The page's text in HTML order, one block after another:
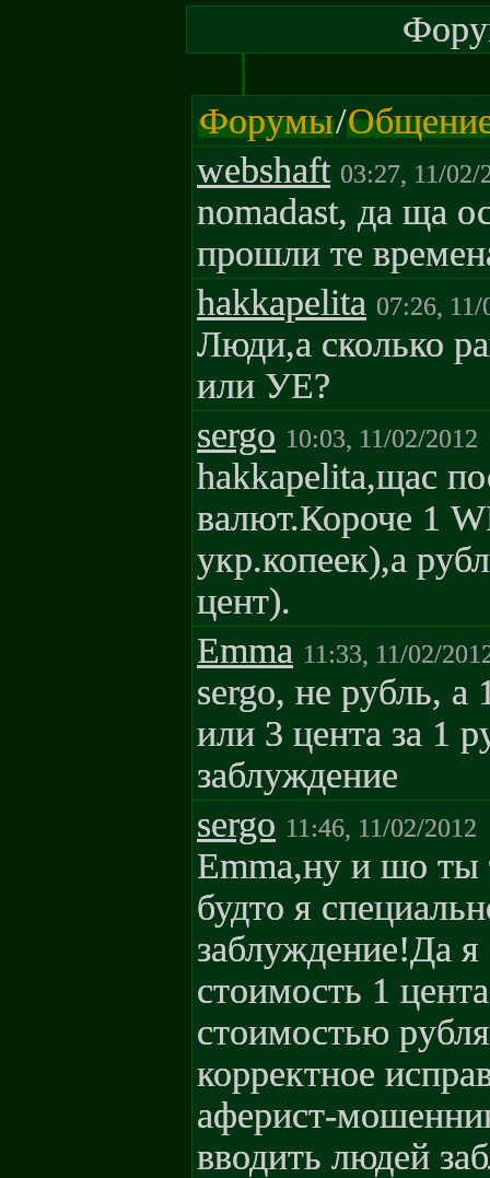
Форумы/
webshaft 03:27, 11/02/
nomadast, да ща
прошли те
hakkapelita 07:26, 11/
Люди,а сколько
или УЕ?
sergo 10:03, 11/02/2012
hakkapelita,щас
валют.Короче 1
укр.копеек),а
цент).
Emma 11:33, 11/02/
sergo, не рубль, а
или 3 цента за 1
заблуждение
sergo 11:46, 11/02/2012
Emma,ну и шо ты
будто я
заблуждение!Да
стоимость 1
стоимостью
корректное
аферист-
вводить людей